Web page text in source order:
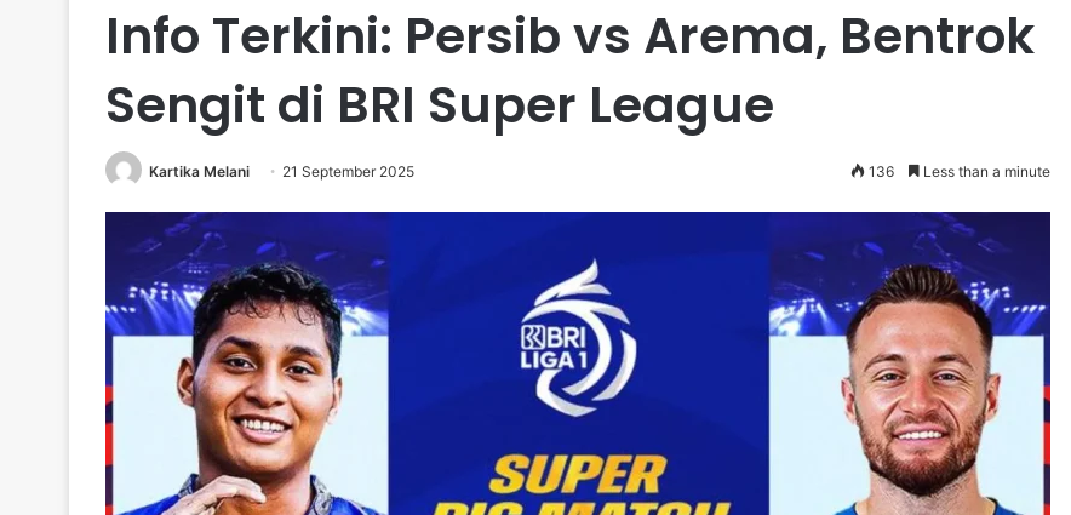
Info Terkini: Persib vs Arema, Bentrok
Sengit di BRI Super League
Kartika Melani 21 September 2025 136 Less than a minute